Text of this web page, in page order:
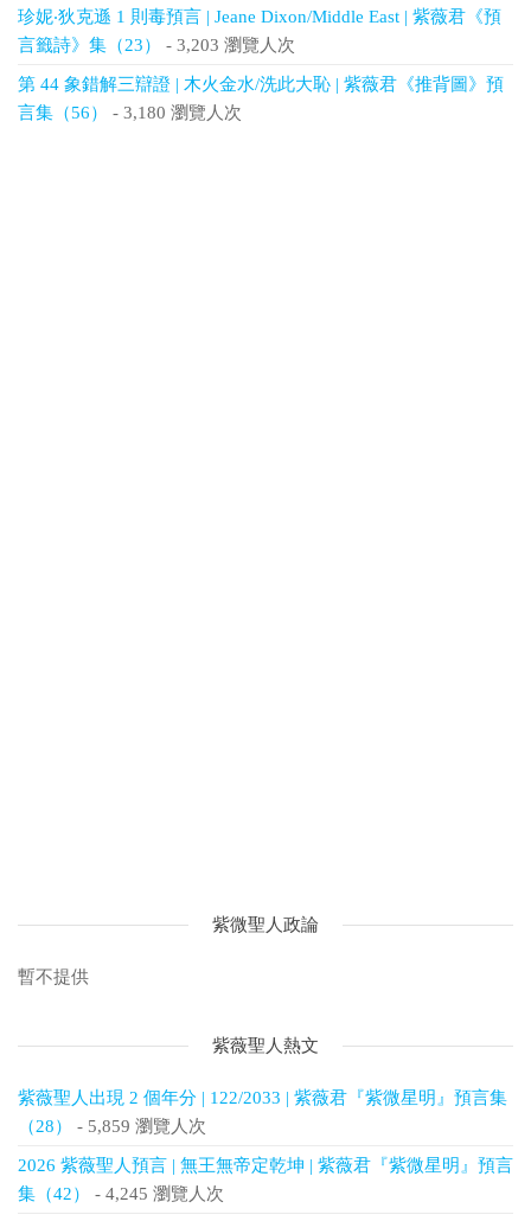
珍妮‧狄克遜 1 則毒預言 | Jeane Dixon/Middle East | 紫薇君《預
言籤詩》集（23）
- 3,203 瀏覽人次
第 44 象錯解三辯證 | 木火金水/洗此大恥 | 紫薇君《推背圖》預
言集（56）
- 3,180 瀏覽人次
紫微聖人政論
暫不提供
紫薇聖人熱文
紫薇聖人出現 2 個年分 | 122/2033 | 紫薇君『紫微星明』預言集
（28）
- 5,859 瀏覽人次
2026 紫薇聖人預言 | 無王無帝定乾坤 | 紫薇君『紫微星明』預言
集（42）
- 4,245 瀏覽人次